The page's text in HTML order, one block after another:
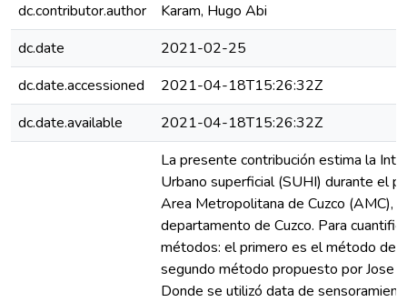
dc.contributor.author
Karam, Hugo Abi
dc.date
2021-02-25
dc.date.accessioned
2021-04-18T15:26:32Z
dc.date.available
2021-04-18T15:26:32Z
La presente contribución estima la
Urbano superficial (SUHI) durante el
Area Metropolitana de Cuzco (AMC),
departamento de Cuzco. Para
métodos: el primero es el método de
segundo método propuesto por Jose
Donde se utilizó data de